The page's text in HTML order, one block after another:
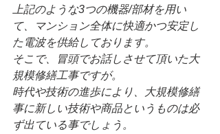
上記のような3つの機器/部材を用い
て、マンション全体に快適かつ安定し
た電波を供給しております。
そこで、冒頭でお話しさせて頂いた大
規模修繕工事ですが。
時代や技術の進歩により、大規模修繕
事に新しい技術や商品というものは必
ず出ている事でしょう。